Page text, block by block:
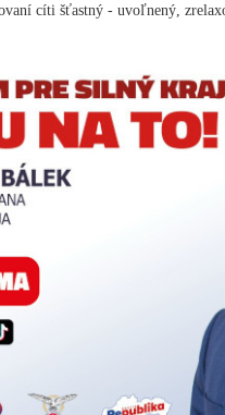
cíti šťastný - uvoľnený,